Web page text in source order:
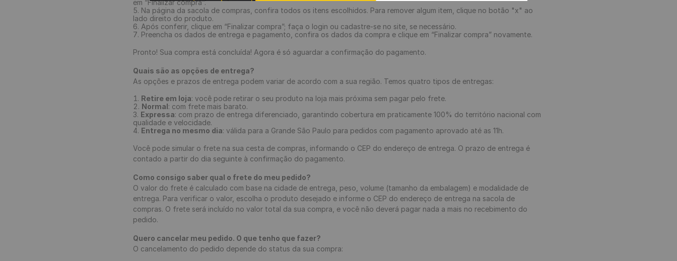
em “Finalizar compra”.
Na página da sacola de compras, confira todos os itens escolhidos. Para remover algum item, clique no botão "x" ao
lado direito do produto.
Após conferir, clique em “Finalizar compra”; faça o login ou cadastre-se no site, se necessário.
Preencha os dados de entrega e pagamento, confira os dados da compra e clique em “Finalizar compra” novamente.
Pronto! Sua compra está concluída! Agora é só aguardar a confirmação do pagamento.
Quais são as opções de entrega?
As opções e prazos de entrega podem variar de acordo com a sua região. Temos quatro tipos de entregas:
Retire em loja: você pode retirar o seu produto na loja mais próxima sem pagar pelo frete.
Normal: com frete mais barato.
Expressa: com prazo de entrega diferenciado, garantindo cobertura em praticamente 100% do território nacional com
qualidade e velocidade.
Entrega no mesmo dia: válida para a Grande São Paulo para pedidos com pagamento aprovado até as 11h.
Você pode simular o frete na sua cesta de compras, informando o CEP do endereço de entrega. O prazo de entrega é
contado a partir do dia seguinte à confirmação do pagamento.
Como consigo saber qual o frete do meu pedido?
O valor do frete é calculado com base na cidade de entrega, peso, volume (tamanho da embalagem) e modalidade de
entrega. Para verificar o valor, escolha o produto desejado e informe o CEP do endereço de entrega na sacola de
compras. O frete será incluído no valor total da sua compra, e você não deverá pagar nada a mais no recebimento do
pedido.
Quero cancelar meu pedido. O que tenho que fazer?
O cancelamento do pedido depende do status da sua compra:
piso vinílico click